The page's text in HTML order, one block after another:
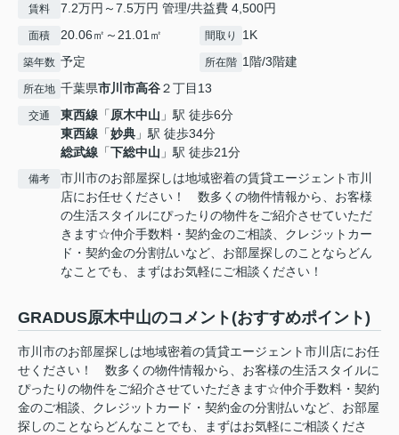
賃料 7.2万円～7.5万円 管理/共益費 4,500円
面積 20.06㎡～21.01㎡ 間取り 1K
築年数 予定 所在階 1階/3階建
所在地 千葉県市川市高谷２丁目13
交通 東西線 「原木中山 」駅 徒歩6分
東西線 「妙典 」駅 徒歩34分
総武線 「下総中山 」駅 徒歩21分
備考
市川市のお部屋探しは地域密着の賃貸エージェント市川
店にお任せください！ 数多くの物件情報から、お客様
の生活スタイルにぴったりの物件をご紹介させていただ
きます☆仲介手数料・契約金のご相談、クレジットカー
ド・契約金の分割払いなど、お部屋探しのことならどん
なことでも、まずはお気軽にご相談ください！
GRADUS原木中山のコメント(おすすめポイント)
市川市のお部屋探しは地域密着の賃貸エージェント市川店にお任
せください！ 数多くの物件情報から、お客様の生活スタイルに
ぴったりの物件をご紹介させていただきます☆仲介手数料・契約
金のご相談、クレジットカード・契約金の分割払いなど、お部屋
探しのことならどんなことでも、まずはお気軽にご相談くださ